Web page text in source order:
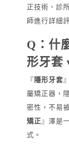
正技術、診
師進行詳細
Q：什
形牙套
『 隱形牙套
屬矯正器，
密性，不易
矯正』澤是
式。